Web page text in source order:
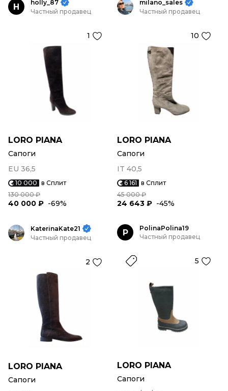
H
holly_87
Частный продавец
1
LORO PIANA
Сапоги
EU 36,5
10 000 в Сплит
130 000 ₽
40 000 ₽ -69%
milano_sales
Частный продавец
10
LORO PIANA
Сапоги
IT 40,5
6 161 в Сплит
45 000 ₽
24 643 ₽ -45%
KaterinaKate21
Частный продавец
2
LORO PIANA
Сапоги
P
PolinaPolina19
Частный продавец
5
LORO PIANA
Сапоги